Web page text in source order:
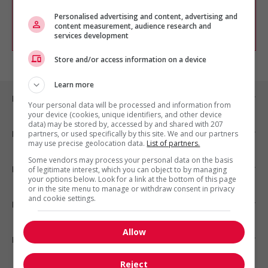
d'intérêt en emploi en vousinscrivant
comme membre Jobboom.
Emplois par ville
Emplois par secteur
Emplois par statut
Emplois par type
Nos suggestions
Personalised advertising and content, advertising and
content measurement, audience research and
services development
Store and/or access information on a device
Learn more
Your personal data will be processed and information from
your device (cookies, unique identifiers, and other device
data) may be stored by, accessed by and shared with 207
partners, or used specifically by this site. We and our partners
may use precise geolocation data. List of partners.
Some vendors may process your personal data on the basis
of legitimate interest, which you can object to by managing
your options below. Look for a link at the bottom of this page
or in the site menu to manage or withdraw consent in privacy
and cookie settings.
Allow
Reject